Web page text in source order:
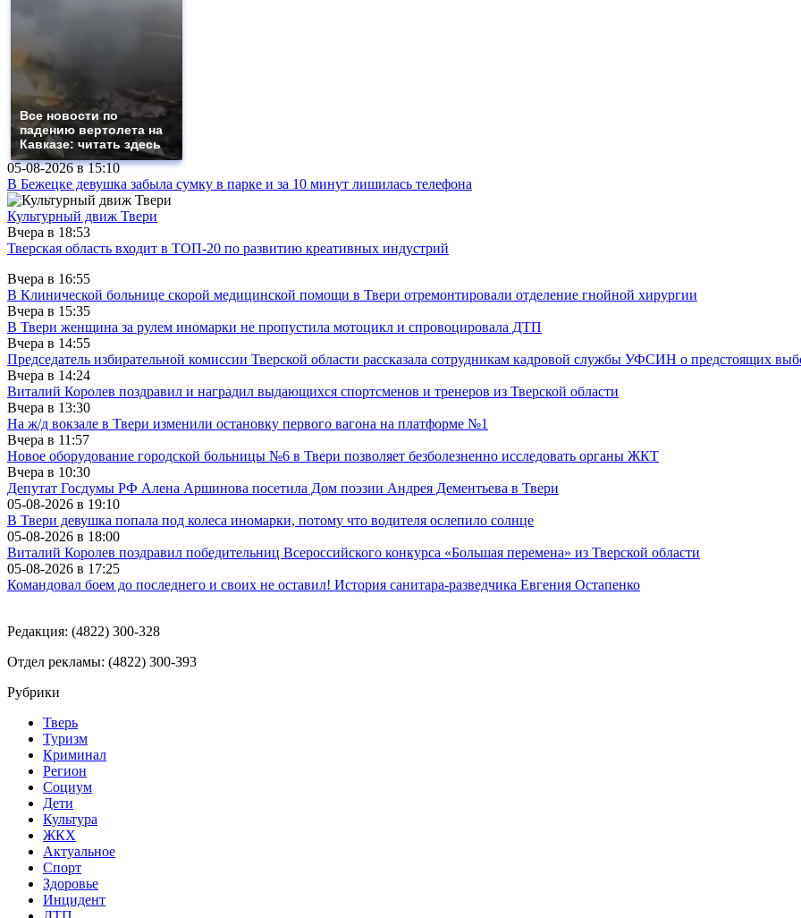
Все новости по
падению вертолета на
Кавказе: читать здесь
05-08-2026 в15:10
В Бежецке девушка забыла сумку в парке и за 10 минут лишилась телефона
Культурный движ Твери
Вчера в 18:53
Тверская область входит в ТОП-20 по развитию креативных индустрий
Вчера в 16:55
В Клинической больнице скорой медицинской помощи в Твери отремонтировали отделение гнойной хирургии
Вчера в 15:35
В Твери женщина за рулем иномарки не пропустила мотоцикл и спровоцировала ДТП
Вчера в 14:55
Председатель избирательной комиссии Тверской области рассказала сотрудникам кадровой службы УФСИН о предстоящих
Вчера в 14:24
Виталий Королев поздравил и наградил выдающихся спортсменов и тренеров из Тверской области
Вчера в 13:30
На ж/д вокзале в Твери изменили остановку первого вагона на платформе №1
Вчера в 11:57
Новое оборудование городской больницы №6 в Твери позволяет безболезненно исследовать органы ЖКТ
Вчера в 10:30
Депутат Госдумы РФ Алена Аршинова посетила Дом поэзии Андрея Дементьева в Твери
05-08-2026 в 19:10
В Твери девушка попала под колеса иномарки, потому что водителя ослепило солнце
05-08-2026 в 18:00
Виталий Королев поздравил победительниц Всероссийского конкурса «Большая перемена» из Тверской области
05-08-2026 в 17:25
Командовал боем до последнего и своих не оставил! История санитара-разведчика Евгения Остапенко
Редакция: (4822) 300-328
Отдел рекламы: (4822) 300-393
Рубрики
Тверь
Туризм
Криминал
Регион
Социум
Дети
Культура
ЖКХ
Актуальное
Спорт
Здоровье
Инцидент